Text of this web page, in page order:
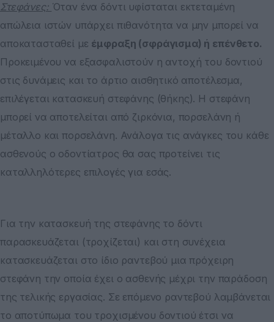
Στεφάνες: Όταν ένα δόντι υφίσταται εκτεταμένη
απώλεια ιστών υπάρχει πιθανότητα να μην μπορεί να
αποκατασταθεί με έμφραξη (σφράγισμα) ή επένθετο.
Προκειμένου να εξασφαλιστούν η αντοχή του δοντιού
στις δυνάμεις και το άρτιο αισθητικό αποτέλεσμα,
επιλέγεται κατασκευή στεφάνης (θήκης). Η στεφάνη
μπορεί να αποτελείται από ζιρκόνια, πορσελάνη ή
μέταλλο και πορσελάνη. Ανάλογα τις ανάγκες του κάθε
ασθενούς ο οδοντίατρος θα σας προτείνει τις
καταλληλότερες επιλογές για εσάς.
Για την κατασκευή της στεφάνης το δόντι
παρασκευάζεται (τροχίζεται) και στη συνέχεια
κατασκευάζεται στο ίδιο ραντεβού μια πρόχειρη
στεφάνη την οποία έχει ο ασθενής μέχρι την παράδοση
της τελικής εργασίας. Σε επόμενο ραντεβού λαμβάνεται
το αποτύπωμα του τροχισμένου δοντιού έτσι να